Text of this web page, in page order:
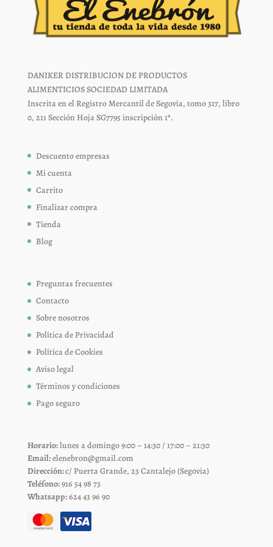
DANIKER DISTRIBUCION DE PRODUCTOS
ALIMENTICIOS SOCIEDAD LIMITADA
Inscrita en el Registro Mercantil de Segovia, tomo 317, libro
0, 211 Sección Hoja SG7795 inscripción 1ª.
Descuento empresas
Mi cuenta
Carrito
Finalizar compra
Tienda
Blog
Preguntas frecuentes
Contacto
Sobre nosotros
Política de Privacidad
Política de Cookies
Aviso legal
Términos y condiciones
Pago seguro
Horario:lunes a domingo 9:00 – 14:30 / 17:00 – 21:30
Email:elenebron@gmail.com
Dirección:c/ Puerta Grande, 23 Cantalejo (Segovia)
Teléfono:916 54 98 73
Whatsapp:624 43 96 90